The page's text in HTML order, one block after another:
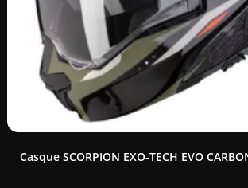
Casque SCORPION EXO-TECH EVO